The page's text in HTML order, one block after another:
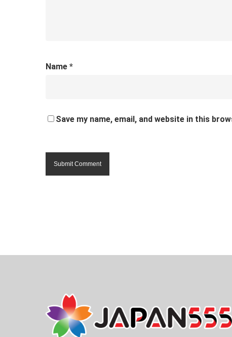
Name *
Save my name, email, and website in this